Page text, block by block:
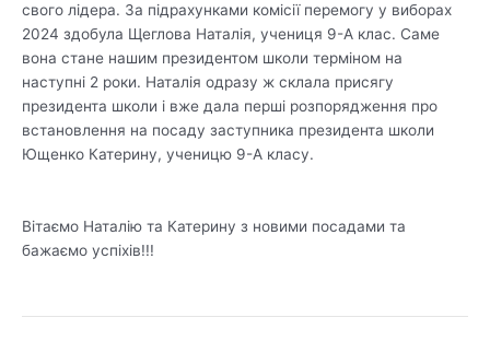
свого лідера. За підрахунками комісії перемогу у виборах
2024 здобула Щеглова Наталія, учениця 9-А клас. Саме
вона стане нашим президентом школи терміном на
наступні 2 роки. Наталія одразу ж склала присягу
президента школи і вже дала перші розпорядження про
встановлення на посаду заступника президента школи
Ющенко Катерину, ученицю 9-А класу.
Вітаємо Наталію та Катерину з новими посадами та
бажаємо успіхів!!!